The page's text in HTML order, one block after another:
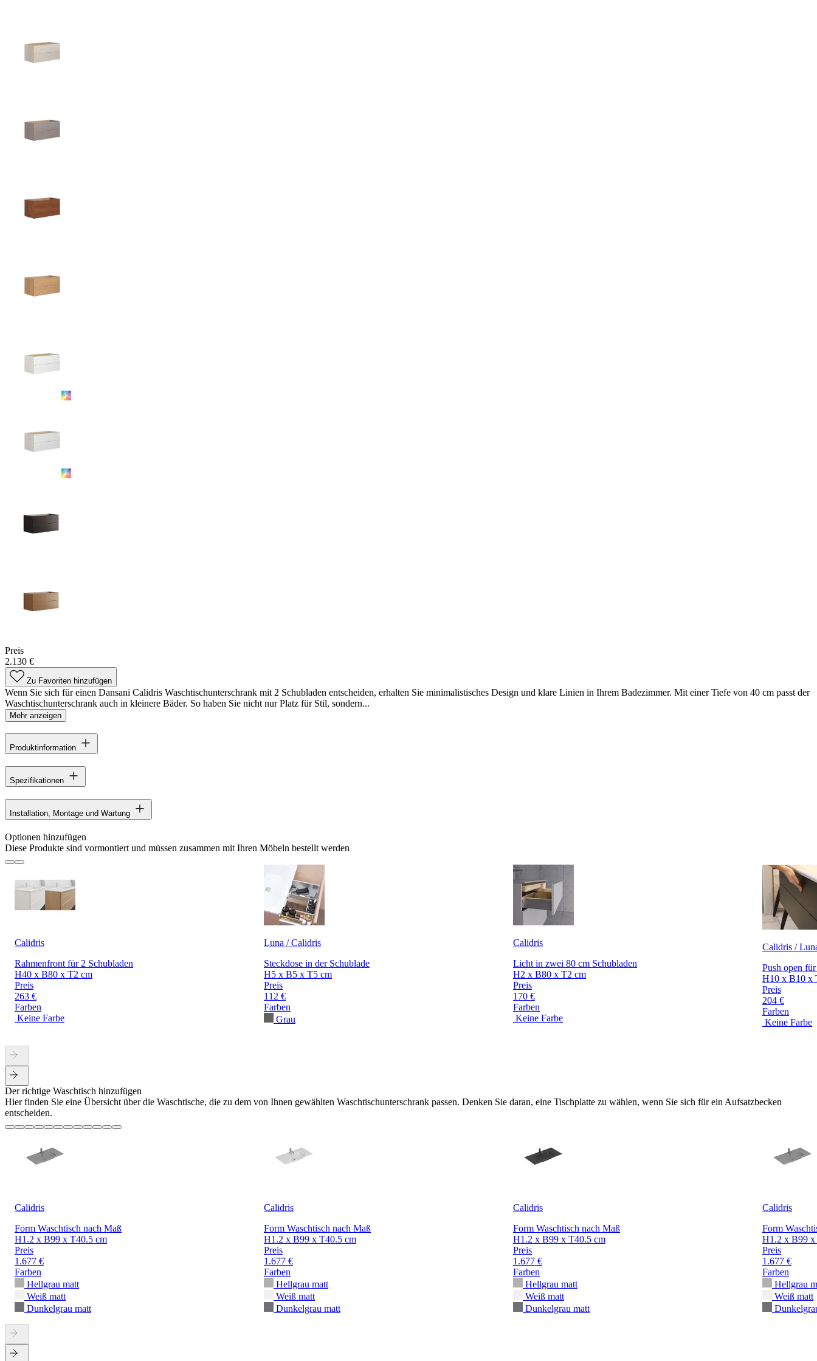
Preis
2.130 €
Zu Favoriten hinzufügen
Wenn Sie sich für einen Dansani Calidris Waschtischunterschrank mit 2 Schubladen entscheiden, erhalten Sie minimalistisches Design und klare Linien in Ihrem Badezimmer. Mit einer Tiefe von 40 cm passt der
Waschtischunterschrank auch in kleinere Bäder. So haben Sie nicht nur Platz für Stil, sondern...
Mehr anzeigen
Produktinformation
Spezifikationen
Installation, Montage und Wartung
Optionen hinzufügen
Diese Produkte sind vormontiert und müssen zusammen mit Ihren Möbeln bestellt werden
Calidris
Rahmenfront für 2 Schubladen
H40 x B80 x T2 cm
Preis
263 €
Farben
Keine Farbe
Luna / Calidris
Steckdose in der Schublade
H5 x B5 x T5 cm
Preis
112 €
Farben
Grau
Calidris
Licht in zwei 80 cm Schubladen
H2 x B80 x T2 cm
Preis
170 €
Farben
Keine Farbe
Calidris /
Push open
H10 x B10 x
Preis
204 €
Farben
Keine Farbe
Der richtige Waschtisch hinzufügen
Hier finden Sie eine Übersicht über die Waschtische, die zu dem von Ihnen gewählten Waschtischunterschrank passen. Denken Sie daran, eine Tischplatte zu wählen, wenn Sie sich für ein Aufsatzbecken
entscheiden.
Calidris
Form Waschtisch nach Maß
H1.2 x B99 x T40.5 cm
Preis
1.677 €
Farben
Hellgrau matt
Weiß matt
Dunkelgrau matt
Calidris
Form Waschtisch nach Maß
H1.2 x B99 x T40.5 cm
Preis
1.677 €
Farben
Hellgrau matt
Weiß matt
Dunkelgrau matt
Calidris
Form Waschtisch nach Maß
H1.2 x B99 x T40.5 cm
Preis
1.677 €
Farben
Hellgrau matt
Weiß matt
Dunkelgrau matt
Calidris
Form
H1.2 x B99 x
Preis
1.677 €
Farben
Hellgrau
Weiß matt